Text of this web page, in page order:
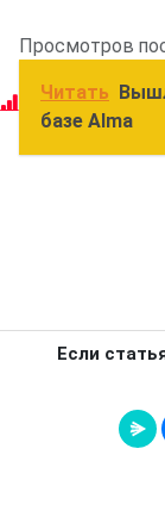
Просмотров
Читать
базе Alma
Если